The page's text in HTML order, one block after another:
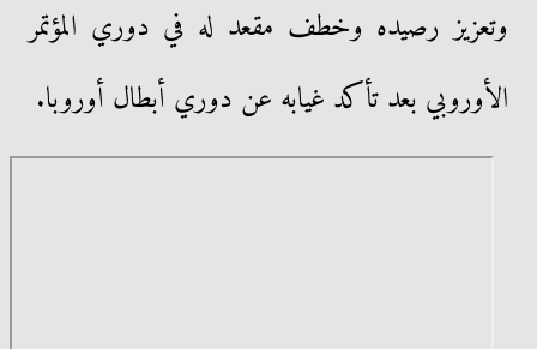
وتعزيز رصيده وخطف مقعد له في دوري المؤتمر
الأوروبي بعد تأكد غيابه عن دوري أبطال أوروبا.